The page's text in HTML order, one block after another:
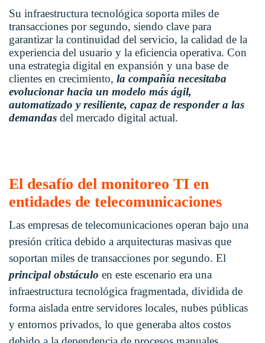
Su infraestructura tecnológica soporta miles de
transacciones por segundo, siendo clave para
garantizar la continuidad del servicio, la calidad de la
experiencia del usuario y la eficiencia operativa. Con
una estrategia digital en expansión y una base de
clientes en crecimiento, la compañía necesitaba
evolucionar hacia un modelo más ágil,
automatizado y resiliente, capaz de responder a las
demandas del mercado digital actual.
El desafío del monitoreo TI en
entidades de telecomunicaciones
Las empresas de telecomunicaciones operan bajo una
presión crítica debido a arquitecturas masivas que
soportan miles de transacciones por segundo. El
principal obstáculo en este escenario era una
infraestructura tecnológica fragmentada, dividida de
forma aislada entre servidores locales, nubes públicas
y entornos privados, lo que generaba altos costos